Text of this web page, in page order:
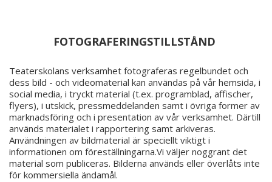
FOTOGRAFERINGSTILLSTÅND
Teaterskolans verksamhet fotograferas regelbundet och
dess bild - och videomaterial kan användas på vår hemsida, i
social media, i tryckt material (t.ex. programblad, affischer,
flyers), i utskick, pressmeddelanden samt i övriga former av
marknadsföring och i presentation av vår verksamhet. Därtill
används materialet i rapportering samt arkiveras.
Användningen av bildmaterial är speciellt viktigt i
informationen om föreställningarna.Vi väljer noggrant det
material som publiceras. Bilderna används eller överlåts inte
för kommersiella ändamål.